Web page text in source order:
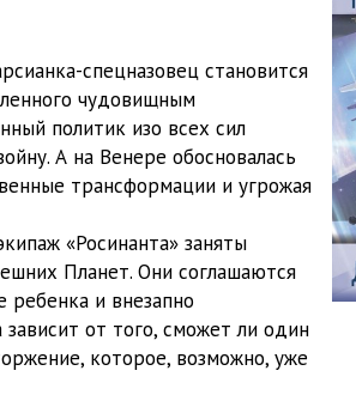
спецназовец становится
чудовищным
политик изо всех сил
А на Венере обосновалась
трансформации и угрожая
«Росинанта» заняты
Планет. Они соглашаются
ребенка и внезапно
от того, сможет ли один
которое, возможно, уже